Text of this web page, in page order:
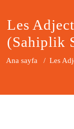
Les
(Sahiplik
Ana sayfa / Les